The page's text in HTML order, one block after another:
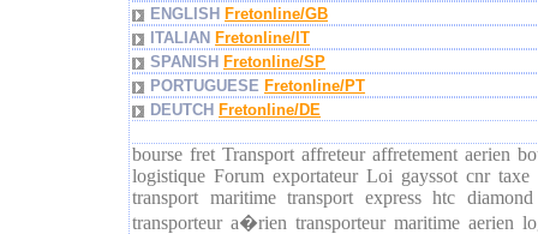
ENGLISH Fretonline/GB
ITALIAN Fretonline/IT
SPANISH Fretonline/SP
PORTUGUESE Fretonline/PT
DEUTCH Fretonline/DE
bourse fret Transport affreteur affretement aerien
logistique Forum exportateur Loi gayssot cnr
transport maritime transport express htc
transporteur a�rien transporteur maritime aerien